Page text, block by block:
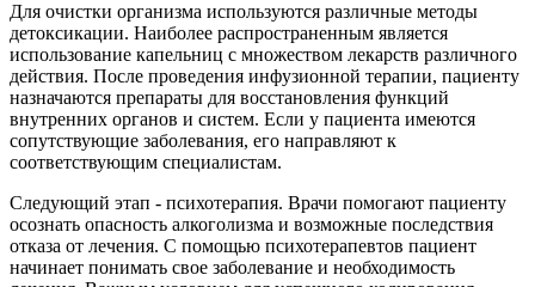
Для очистки организма используются различные методы
детоксикации. Наиболее распространенным является
использование капельниц с множеством лекарств различного
действия. После проведения инфузионной терапии, пациенту
назначаются препараты для восстановления функций
внутренних органов и систем. Если у пациента имеются
сопутствующие заболевания, его направляют к
соответствующим специалистам.
Следующий этап - психотерапия. Врачи помогают пациенту
осознать опасность алкоголизма и возможные последствия
отказа от лечения. С помощью психотерапевтов пациент
начинает понимать свое заболевание и необходимость